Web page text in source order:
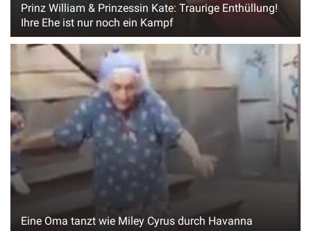
Prinz William & Prinzessin Kate: Traurige Enthüllung!
Ihre Ehe ist nur noch ein Kampf
Eine Oma tanzt wie Miley Cyrus durch Havanna